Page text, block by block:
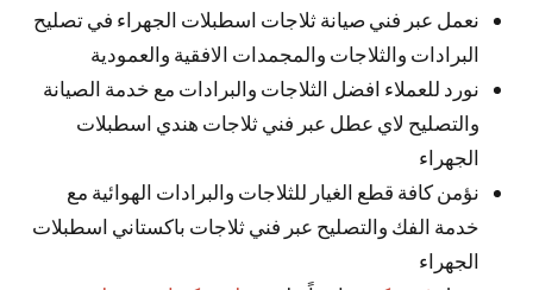
نعمل عبر فني صيانة ثلاجات اسطبلات الجهراء في تصليح
البرادات والثلاجات والمجمدات الافقية والعمودية
نورد للعملاء افضل الثلاجات والبرادات مع خدمة الصيانة
والتصليح لاي عطل عبر فني ثلاجات هندي اسطبلات
الجهراء
نؤمن كافة قطع الغيار للثلاجات والبرادات الهوائية مع
خدمة الفك والتصليح عبر فني ثلاجات باكستاني اسطبلات
الجهراء